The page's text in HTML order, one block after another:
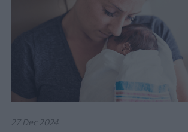
27 Dec 2024